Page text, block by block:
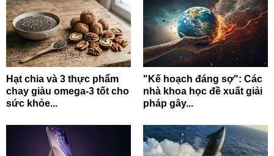
Hạt chia và 3 thực phẩm
chay giàu omega-3 tốt cho
sức khỏe...
"Kế hoạch đáng sợ": Các
nhà khoa học đề xuất giải
pháp gây...